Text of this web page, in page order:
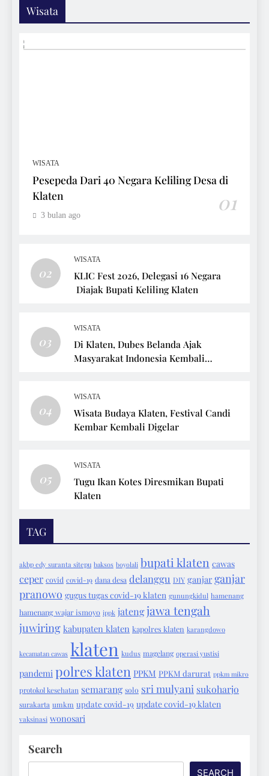
Wisata
WISATA
Pesepeda Dari 40 Negara Keliling Desa di
Klaten
01
3 bulan ago
02
WISATA
KLIC Fest 2026, Delegasi 16 Negara
Diajak Bupati Keliling Klaten
03
WISATA
Di Klaten, Dubes Belanda Ajak
Masyarakat Indonesia Kembali
04
WISATA
Wisata Budaya Klaten, Festival Candi
Kembar Kembali Digelar
05
WISATA
Tugu Ikan Kotes Diresmikan Bupati
Klaten
TAG
akbp edy suranta sitepu baksos boyolali bupati klaten cawas
ceper covid covid-19 dana desa delanggu DIY ganjar ganjar
pranowo gugus tugas covid-19 klaten gunungkidul hamenang
hamenang wajar ismoyo ippk jatengjawa tengah
juwiring kabupaten klaten kapolres klaten karangdowo
kecamatan cawas klaten kudus magelang operasi yustisi
pandemi polres klaten PPKM PPKM darurat ppkm mikro
protokol kesehatan semarang solo sri mulyani sukoharjo
surakarta umkm update covid-19 update covid-19 klaten
vaksinasi wonosari
Search
SEARCH